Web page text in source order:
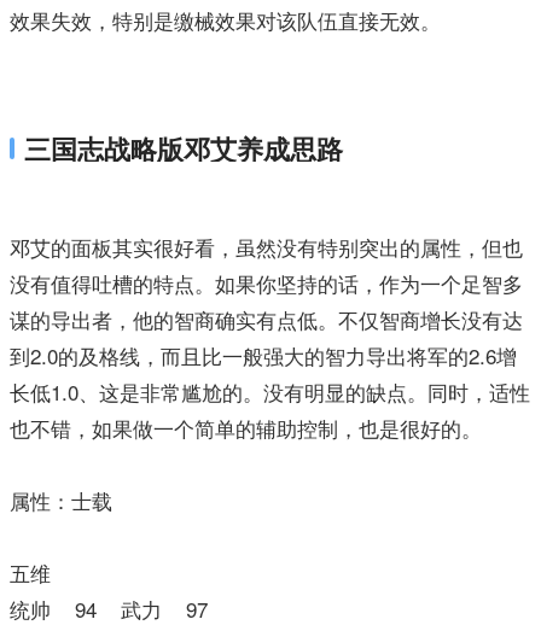
效果失效，特别是缴械效果对该队伍直接无效。
三国志战略版邓艾养成思路
邓艾的面板其实很好看，虽然没有特别突出的属性，但也
没有值得吐槽的特点。如果你坚持的话，作为一个足智多
谋的导出者，他的智商确实有点低。不仅智商增长没有达
到2.0的及格线，而且比一般强大的智力导出将军的2.6增
长低1.0、这是非常尴尬的。没有明显的缺点。同时，适性
也不错，如果做一个简单的辅助控制，也是很好的。
属性：士载
五维
统帅 94 武力 97